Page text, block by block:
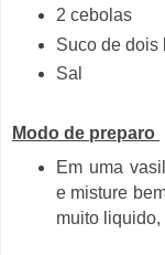
2 cebolas
Suco de dois
Sal
Modo de preparo
Em uma
e misture
muito